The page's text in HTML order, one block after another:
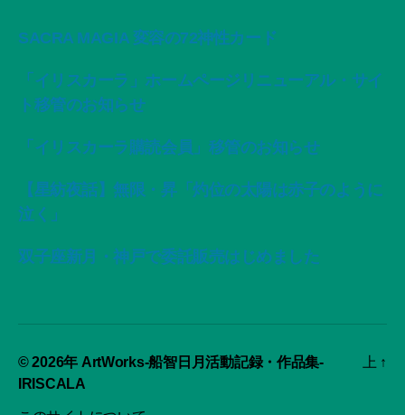
SACRA MAGIA 変容の72神性カード
「イリスカーラ」ホームページリニューアル・サイ
ト移管のお知らせ
「イリスカーラ購読会員」移管のお知らせ
【星紡夜話】無限・昇「灼位の太陽は赤子のように
泣く」
双子座新月・神戸で委託販売はじめました
© 2026年 ArtWorks-船智日月活動記録・作品集-
IRISCALA
上 ↑